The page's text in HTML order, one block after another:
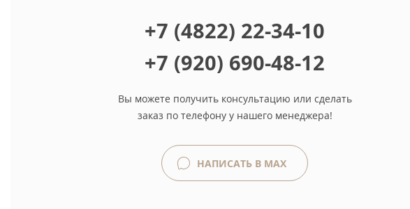
+7 (4822) 22-34-10
+7 (920) 690-48-12
Вы можете получить консультацию или сделать
заказ по телефону у нашего менеджера!
НАПИСАТЬ В MAX